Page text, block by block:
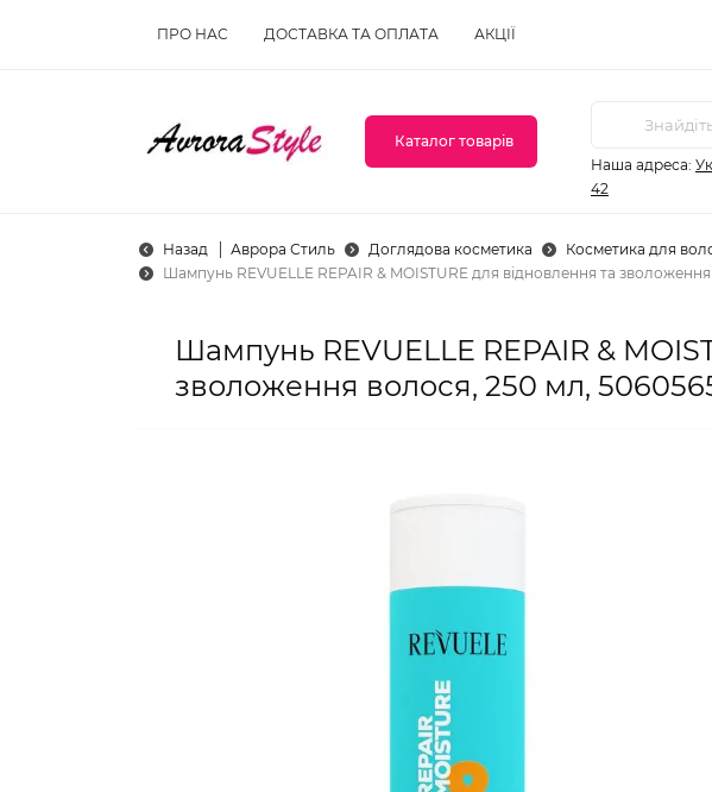
ПРО НАС ДОСТАВКА ТА ОПЛАТА АКЦІЇ
Каталог товарів
Наша адреса:
42
Назад Аврора Стиль Доглядова косметика Косметика для
Шампунь REVUELLE REPAIR & MOISTURE для відновлення та
Шампунь REVUELLE REPAIR &
зволоження волося, 250 мл,